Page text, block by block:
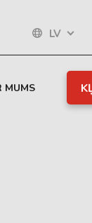
LV
MUMS